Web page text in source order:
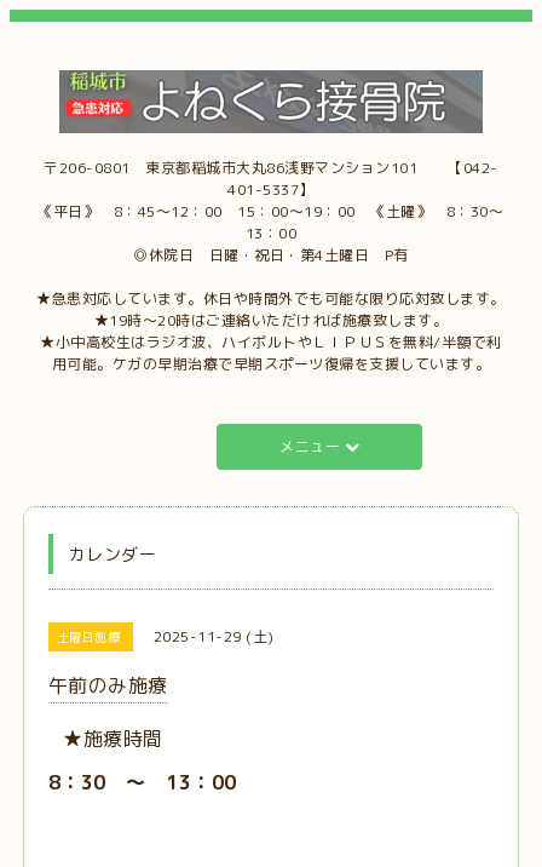
〒206-0801 東京都稲城市大丸86浅野マンション101 【042-
401-5337】
《平日》 8：45～12：00 15：00～19：00 《土曜》 8：30～
13：00
◎休院日 日曜・祝日・第4土曜日 P有
★急患対応しています。休日や時間外でも可能な限り応対致します。
★19時～20時はご連絡いただければ施療致します。
★小中高校生はラジオ波、ハイボルトやＬＩＰＵＳを無料/半額で利
用可能。ケガの早期治療で早期スポーツ復帰を支援しています。
メニュー
カレンダー
土曜日施療 2025-11-29 (土)
午前のみ施療
★施療時間
8：30 ～ 13：00